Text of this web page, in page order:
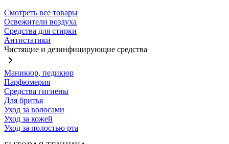
Смотреть все товары
Освежители воздуха
Средства для стирки
Антистатики
Чистящие и дезинфицирующие средства
Маникюр, педикюр
Парфюмерия
Средства гигиены
Для бритья
Уход за волосами
Уход за кожей
Уход за полостью рта